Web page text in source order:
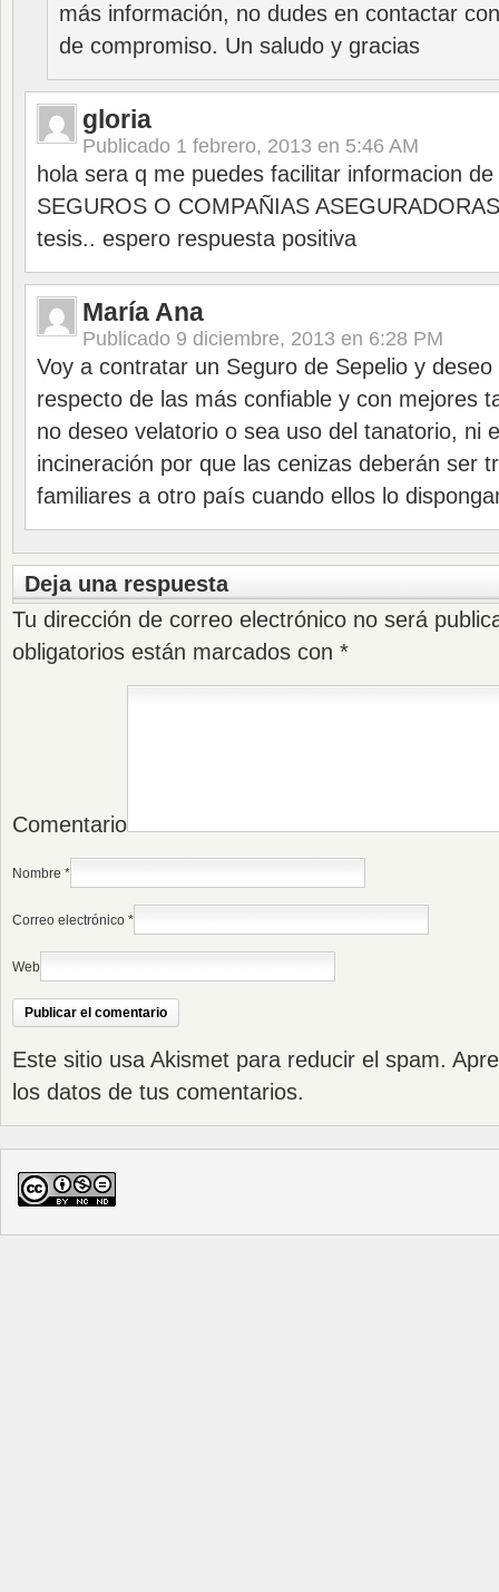
más información, no dudes en contactar
de compromiso. Un saludo y gracias
gloria
Publicado 1 febrero, 2013 en 5:46 AM
hola sera q me puedes facilitar informacion
SEGUROS O COMPAÑIAS
tesis.. espero respuesta positiva
María Ana
Publicado 9 diciembre, 2013 en 6:28 PM
Voy a contratar un Seguro de Sepelio y
respecto de las más confiable y con mejores
no deseo velatorio o sea uso del tanatorio, ni
incineración por que las cenizas deberán ser
familiares a otro país cuando ellos lo
Deja una respuesta
Tu dirección de correo electrónico no será
obligatorios están marcados con *
Comentario
Nombre *
Correo electrónico *
Web
Este sitio usa Akismet para reducir el spam.
los datos de tus comentarios.